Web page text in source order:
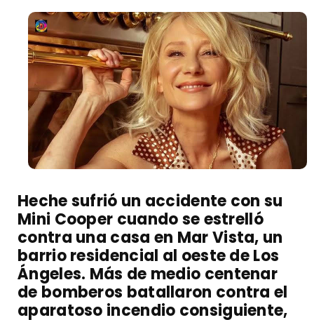
Heche sufrió un accidente con su
Mini Cooper cuando se estrelló
contra una casa en Mar Vista, un
barrio residencial al oeste de Los
Ángeles. Más de medio centenar
de bomberos batallaron contra el
aparatoso incendio consiguiente,